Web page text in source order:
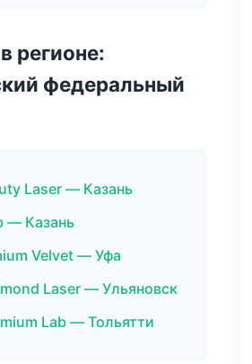
регионе:
федеральный
Laser — Казань
— Казань
Velvet — Уфа
Laser — Ульяновск
Lab — Тольятти